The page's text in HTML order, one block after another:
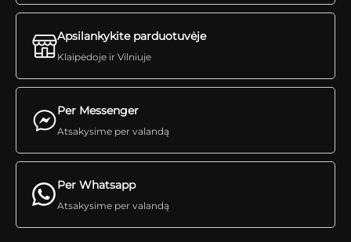
Per Messenger
Atsakysime per valandą
Apsilankykite parduotuvėje
Klaipėdoje ir Vilniuje
Per Whatsapp
Atsakysime per valandą